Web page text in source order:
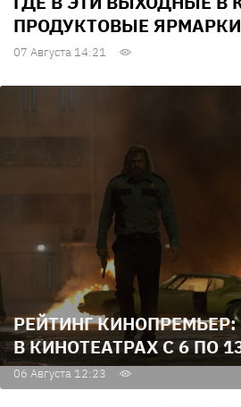
ПРОДУКТОВЫЕ
07 Августа 14:21
РЕЙТИНГ
В КИНОТЕАТРАХ С 6 ПО
06 Августа 12:23